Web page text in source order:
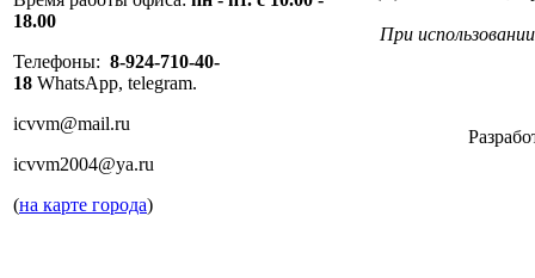
18.00
Телефоны: 8-924-710-40-
18 WhatsApp, telegram.
icvvm@mail.ru
icvvm2004@ya.ru
(на карте города)
При